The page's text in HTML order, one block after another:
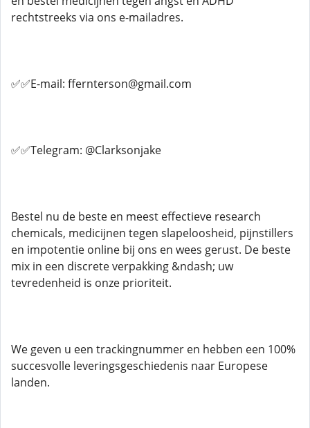
rechtstreeks via ons e-mailadres.
✅✅E-mail: ffernterson@gmail.com
✅✅Telegram: @Clarksonjake
Bestel nu de beste en meest effectieve research
chemicals, medicijnen tegen slapeloosheid, pijnstillers
en impotentie online bij ons en wees gerust. De beste
mix in een discrete verpakking &ndash; uw
tevredenheid is onze prioriteit.
We geven u een trackingnummer en hebben een 100%
succesvolle leveringsgeschiedenis naar Europese
landen.